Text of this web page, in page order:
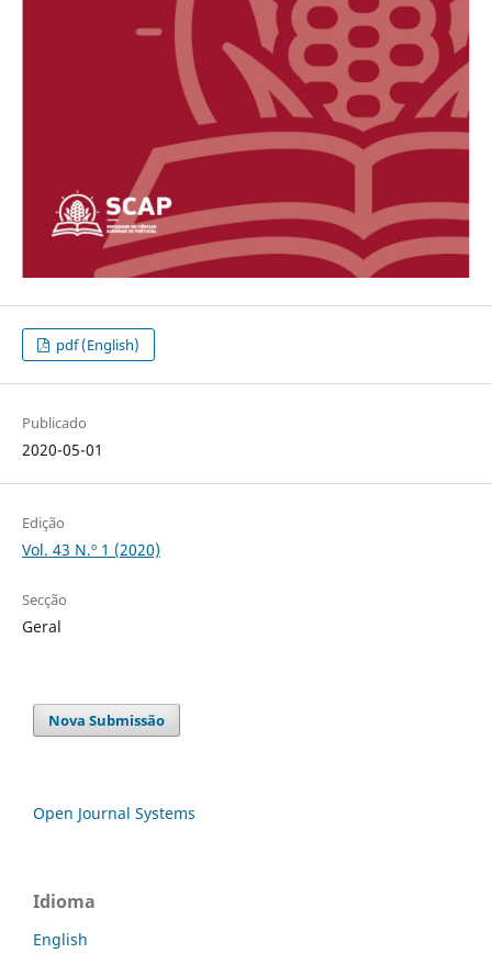
pdf (English)
Publicado
2020-05-01
Edição
Vol. 43 N.º 1 (2020)
Secção
Geral
Nova Submissão
Open Journal Systems
Idioma
English